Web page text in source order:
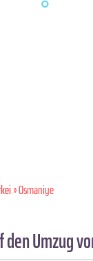
» Osmaniye
Umzug